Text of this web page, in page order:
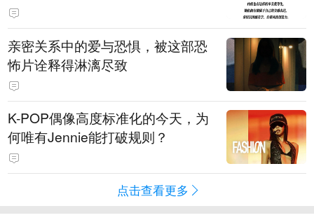
亲密关系中的爱与恐惧，被这部恐
怖片诠释得淋漓尽致
K-POP偶像高度标准化的今天，为
何唯有Jennie能打破规则？
点击查看更多